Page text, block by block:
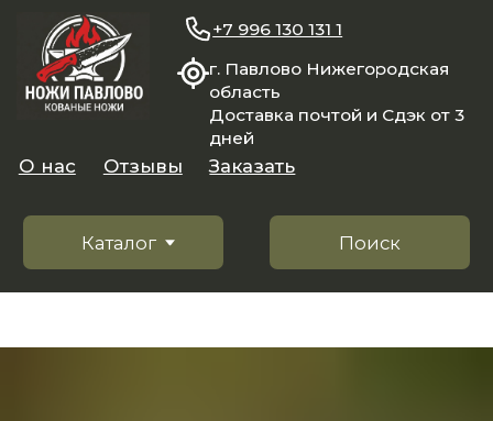
область
Доставка почтой и Сдэк от 3
Поиск
Каталог
Заказать
+7 996 130 131 1